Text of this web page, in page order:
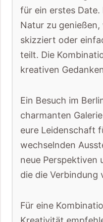
für ein erstes
Natur zu
skizziert oder
teilt. Die
kreativen
Ein Besuch im
charmanten
eure Leidenschaft
wechselnden
neue Perspektiven
die die Verbindung
Für eine